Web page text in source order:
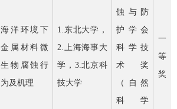
海洋环境下
金属材料微
生物腐蚀行
为及机理
1. 东北大学，
2.上海海事大
学， 3.北京科
技大学
蚀与防
护学会
科学技
术奖
（自然
科学
一
等
奖